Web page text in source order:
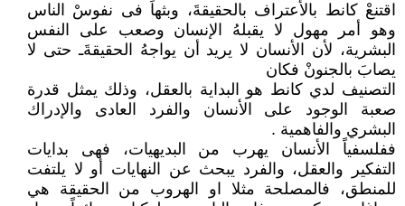
اقتنعْ كانط بالأعتراف بالحقيقةَ، وبثهاَ فى نفوسْ الناس
وهو أمر مهول لا يقبلهُ الإنسان وصعب على النفس
البشرية، لأن الأنسان لا يريد أن يواجهُ الحقيقةَـ حتى لا
يصابَ بالجنونْ فكان
التصنيف لدي كانط هو البداية بالعقل، وذلك يمثل قدرة
صعبة الوجود على الأنسان والفرد العادى والإدراك
البشري والفاهمية .
ففلسفياً الأنسان يهرب من البديهيات، فهى بدايات
التفكير والعقل، والفرد يبحث عن النهايات أو لا يلتفت
للمنطق، فالمصلحة مثلا او الهروب من الحقيقة هي